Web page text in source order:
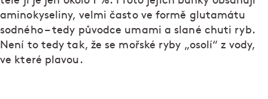
aminokyseliny, velmi často ve formě glutamátu
sodného – tedy původce umami a slané chuti ryb.
Není to tedy tak, že se mořské ryby „osolí“ z vody,
ve které plavou.